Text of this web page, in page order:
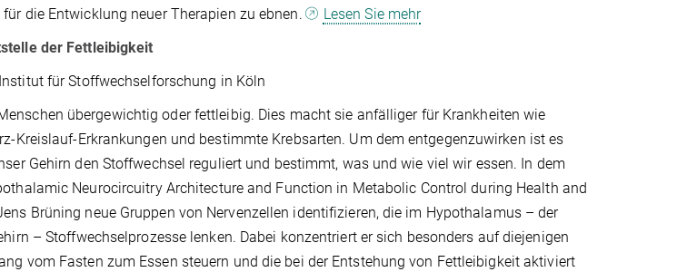
die Entwicklung neuer Therapien zu ebnen.
Lesen Sie mehr
der Fettleibigkeit
für Stoffwechselforschung in Köln
übergewichtig oder fettleibig. Dies macht sie anfälliger für Krankheiten wie
Kreislauf-Erkrankungen und bestimmte Krebsarten. Um dem entgegenzuwirken ist es
Gehirn den Stoffwechsel reguliert und bestimmt, was und wie viel wir essen. In dem
Neurocircuitry Architecture and Function in Metabolic Control during Health and
Brüning neue Gruppen von Nervenzellen identifizieren, die im Hypothalamus – der
– Stoffwechselprozesse lenken. Dabei konzentriert er sich besonders auf diejenigen
vom Fasten zum Essen steuern und die bei der Entstehung von Fettleibigkeit aktiviert